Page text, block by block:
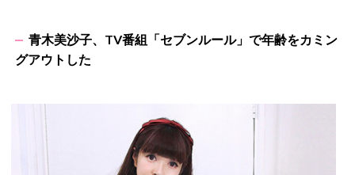
青木美沙子、TV番組「セブンルール」で年齢をカミン
グアウトした